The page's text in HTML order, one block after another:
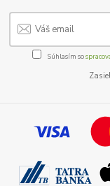
Súhlasím so